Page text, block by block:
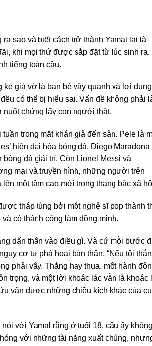
sao và biết cách trở thành Yamal lại là
khi mọi thứ được sắp đặt từ lúc sinh ra.
tiếng toàn cầu.
giả vờ là bạn bè vây quanh và lợi dụng
có thể bị hiểu sai. Vấn đề không phải
nuốt chửng lấy con người thật.
trong mắt khán giả đến sân. Pele là
hiện đại hóa bóng đá. Diego Maradona
đá giải trí. Còn Lionel Messi và
mại và truyền hình, những người trên
một tầm cao mới trong thang bậc xã
tháp tùng bởi một nghệ sĩ pop thành
có thành công làm đồng minh.
dấn thân vào điều gì. Và cứ mỗi bước đi
cơ tự phá hoại bản thân. “Nếu tôi
phải vậy. Thắng hay thua, một hành
trọng, và một lời khoác lác vẫn là khoác
vãn được những chiều kích khác của
với Yamal rằng ở tuổi 18, cậu ấy không
với những tài năng xuất chúng,